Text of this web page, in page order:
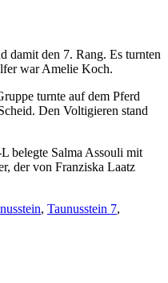
damit den 7. Rang. Es turnten
war Amelie Koch.
turnte auf dem Pferd
Den Voltigieren stand
belegte Salma Assouli mit
der von Franziska Laatz
, Taunusstein 7,